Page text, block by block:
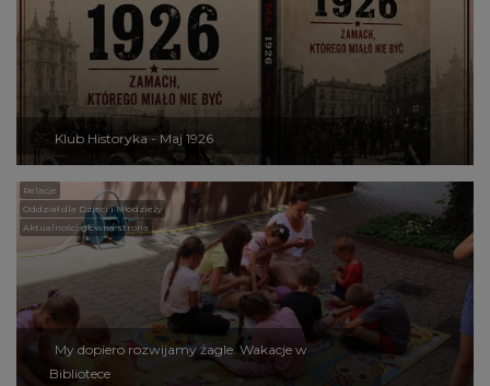
Klub Historyka - Maj 1926
My dopiero rozwijamy żagle. Wakacje w
Bibliotece
Relacje
Oddział dla Dzieci i Młodzieży
Aktualności główna strona